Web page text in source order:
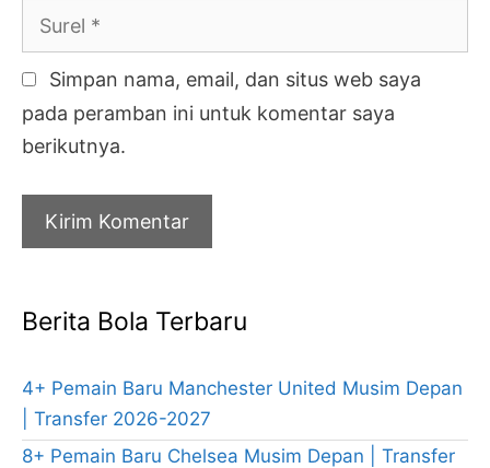
Surel
Simpan nama, email, dan situs web saya
pada peramban ini untuk komentar saya
berikutnya.
Berita Bola Terbaru
4+ Pemain Baru Manchester United Musim Depan
| Transfer 2026-2027
8+ Pemain Baru Chelsea Musim Depan | Transfer